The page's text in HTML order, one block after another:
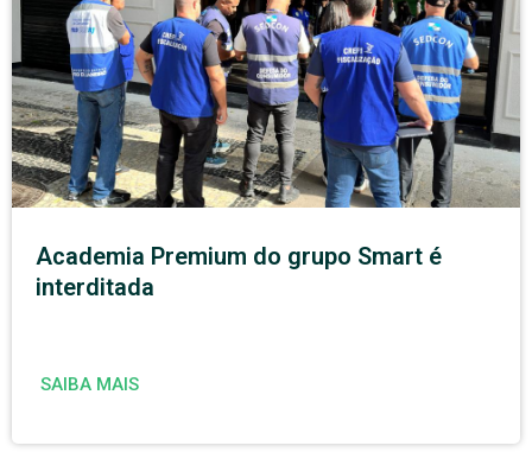
Academia Premium do grupo Smart é
interditada
SAIBA MAIS